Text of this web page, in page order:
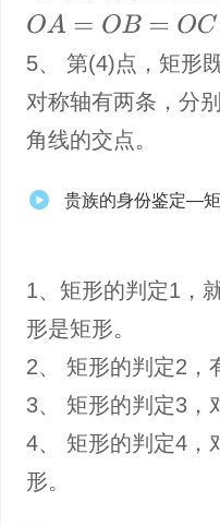
OA =O B=O C=OD
5、 第(4)点，矩形
对称轴有两条，分
角线的交点。
贵族的身份鉴定—
1、矩形的判定1，
形是矩形。
2、 矩形的判定2，
3、 矩形的判定3，
4、 矩形的判定4，
形。